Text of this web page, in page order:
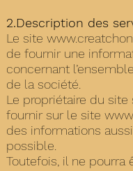
2.Description des
Le site
de fournir une
concernant
de la société.
Le propriétaire du site
fournir sur le site
des informations
possible.
Toutefois, il ne pourra